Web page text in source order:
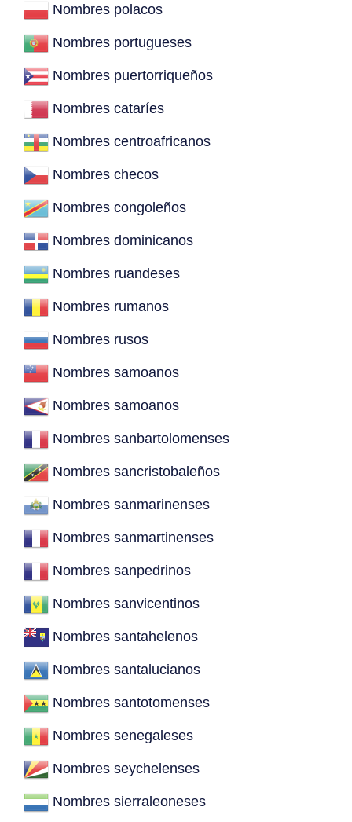
Nombres polacos
Nombres portugueses
Nombres puertorriqueños
Nombres cataríes
Nombres centroafricanos
Nombres checos
Nombres congoleños
Nombres dominicanos
Nombres ruandeses
Nombres rumanos
Nombres rusos
Nombres samoanos
Nombres samoanos
Nombres sanbartolomenses
Nombres sancristobaleños
Nombres sanmarinenses
Nombres sanmartinenses
Nombres sanpedrinos
Nombres sanvicentinos
Nombres santahelenos
Nombres santalucianos
Nombres santotomenses
Nombres senegaleses
Nombres seychelenses
Nombres sierraleoneses